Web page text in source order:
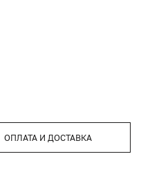
ОПЛАТА И ДОСТАВКА